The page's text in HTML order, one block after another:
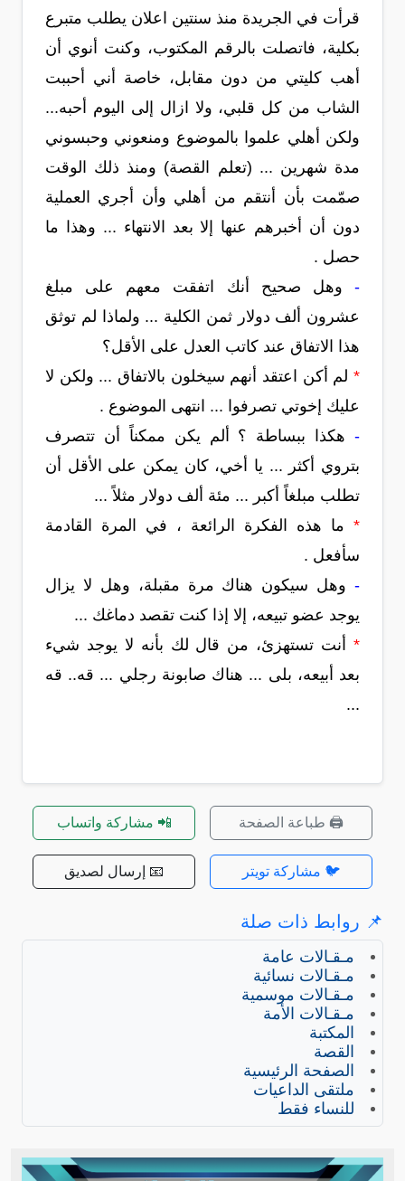
قرأت في الجريدة منذ سنتين اعلان يطلب متبرع
بكلية، فاتصلت بالرقم المكتوب، وكنت أنوي أن
أهب كليتي من دون مقابل، خاصة أني أحببت
الشاب من كل قلبي، ولا ازال إلى اليوم أحبه...
ولكن أهلي علموا بالموضوع ومنعوني وحبسوني
مدة شهرين ... (تعلم القصة) ومنذ ذلك الوقت
صمّمت بأن أنتقم من أهلي وأن أجري العملية
دون أن أخبرهم عنها إلا بعد الانتهاء ... وهذا ما
حصل .
- وهل صحيح أنك اتفقت معهم على مبلغ
عشرون ألف دولار ثمن الكلية ... ولماذا لم توثق
هذا الاتفاق عند كاتب العدل على الأقل؟
* لم أكن اعتقد أنهم سيخلون بالاتفاق ... ولكن لا
عليك إخوتي تصرفوا ... انتهى الموضوع .
- هكذا ببساطة ؟ ألم يكن ممكناً أن تتصرف
بتروي أكثر ... يا أخي، كان يمكن على الأقل أن
تطلب مبلغاً أكبر ... مئة ألف دولار مثلاً ...
* ما هذه الفكرة الرائعة ، في المرة القادمة
سأفعل .
- وهل سيكون هناك مرة مقبلة، وهل لا يزال
يوجد عضو تبيعه، إلا إذا كنت تقصد دماغك ...
* أنت تستهزئ، من قال لك بأنه لا يوجد شيء
بعد أبيعه، بلى ... هناك صابونة رجلي ... قه.. قه
...
🖨️ طباعة الصفحة 📲 مشاركة واتساب
🐦 مشاركة تويتر 📧 إرسال لصديق
📌 روابط ذات صلة
مـقـالات عامة
مـقـالات نسائية
مـقـالات موسمية
مـقـالات الأمة
المكتبة
القصة
الصفحة الرئيسية
ملتقى الداعيات
للنساء فقط